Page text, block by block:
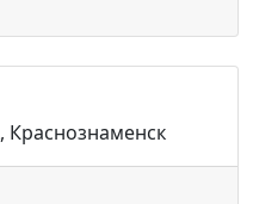
Краснознаменск